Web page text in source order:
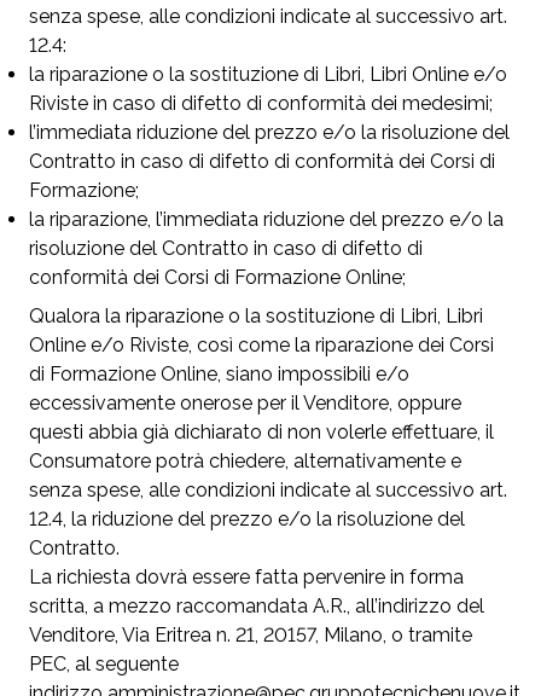
senza spese, alle condizioni indicate al successivo art.
12.4:
la riparazione o la sostituzione di Libri, Libri Online e/o
Riviste in caso di difetto di conformità dei medesimi;
l’immediata riduzione del prezzo e/o la risoluzione del
Contratto in caso di difetto di conformità dei Corsi di
Formazione;
la riparazione, l’immediata riduzione del prezzo e/o la
risoluzione del Contratto in caso di difetto di
conformità dei Corsi di Formazione Online;
Qualora la riparazione o la sostituzione di Libri, Libri
Online e/o Riviste, così come la riparazione dei Corsi
di Formazione Online, siano impossibili e/o
eccessivamente onerose per il Venditore, oppure
questi abbia già dichiarato di non volerle effettuare, il
Consumatore potrà chiedere, alternativamente e
senza spese, alle condizioni indicate al successivo art.
12.4, la riduzione del prezzo e/o la risoluzione del
Contratto.
La richiesta dovrà essere fatta pervenire in forma
scritta, a mezzo raccomandata A.R., all’indirizzo del
Venditore, Via Eritrea n. 21, 20157, Milano, o tramite
PEC, al seguente